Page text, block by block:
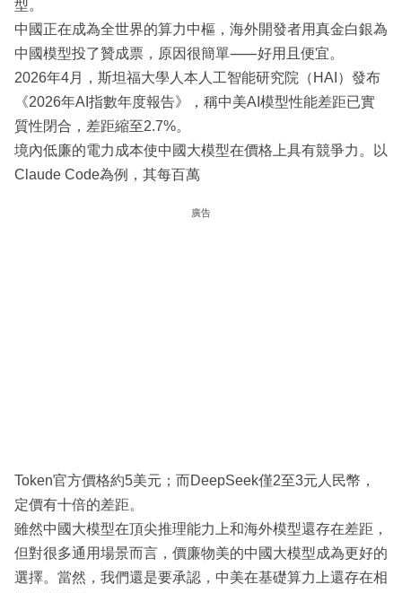
型。
中國正在成為全世界的算力中樞，海外開發者用真金白銀為
中國模型投了贊成票，原因很簡單⸺好用且便宜。
2026年4月，斯坦福大學人本人工智能研究院（HAI）發布
《2026年AI指數年度報告》，稱中美AI模型性能差距已實
質性閉合，差距縮至2.7%。
境內低廉的電力成本使中國大模型在價格上具有競爭力。以
Claude Code為例，其每百萬
廣告
Token官方價格約5美元；而DeepSeek僅2至3元人民幣，
定價有十倍的差距。
雖然中國大模型在頂尖推理能力上和海外模型還存在差距，
但對很多通用場景而言，價廉物美的中國大模型成為更好的
選擇。當然，我們還是要承認，中美在基礎算力上還存在相